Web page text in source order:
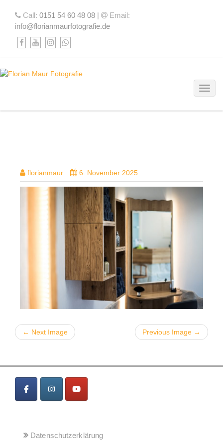
Call: 0151 54 60 48 08 |
Email:
info@florianmaurfotografie.de
florianmaur 6. November 2025
← Next Image Previous Image →
Datenschutzerklärung